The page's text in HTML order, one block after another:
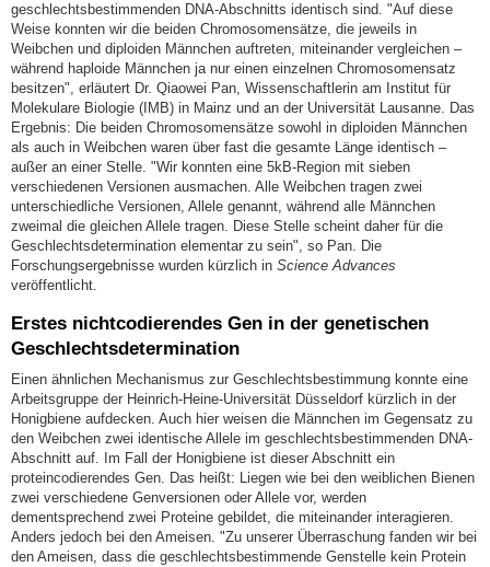
geschlechtsbestimmenden DNA-Abschnitts identisch sind. "Auf diese
Weise konnten wir die beiden Chromosomensätze, die jeweils in
Weibchen und diploiden Männchen auftreten, miteinander vergleichen –
während haploide Männchen ja nur einen einzelnen Chromosomensatz
besitzen", erläutert Dr. Qiaowei Pan, Wissenschaftlerin am Institut für
Molekulare Biologie (IMB) in Mainz und an der Universität Lausanne. Das
Ergebnis: Die beiden Chromosomensätze sowohl in diploiden Männchen
als auch in Weibchen waren über fast die gesamte Länge identisch –
außer an einer Stelle. "Wir konnten eine 5kB-Region mit sieben
verschiedenen Versionen ausmachen. Alle Weibchen tragen zwei
unterschiedliche Versionen, Allele genannt, während alle Männchen
zweimal die gleichen Allele tragen. Diese Stelle scheint daher für die
Geschlechtsdetermination elementar zu sein", so Pan. Die
Forschungsergebnisse wurden kürzlich in Science Advances
veröffentlicht.
Erstes nichtcodierendes Gen in der genetischen
Geschlechtsdetermination
Einen ähnlichen Mechanismus zur Geschlechtsbestimmung konnte eine
Arbeitsgruppe der Heinrich-Heine-Universität Düsseldorf kürzlich in der
Honigbiene aufdecken. Auch hier weisen die Männchen im Gegensatz zu
den Weibchen zwei identische Allele im geschlechtsbestimmenden DNA-
Abschnitt auf. Im Fall der Honigbiene ist dieser Abschnitt ein
proteincodierendes Gen. Das heißt: Liegen wie bei den weiblichen Bienen
zwei verschiedene Genversionen oder Allele vor, werden
dementsprechend zwei Proteine gebildet, die miteinander interagieren.
Anders jedoch bei den Ameisen. "Zu unserer Überraschung fanden wir bei
den Ameisen, dass die geschlechtsbestimmende Genstelle kein Protein